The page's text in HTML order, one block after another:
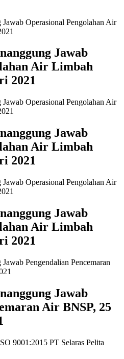
Jawab
Air Limbah
2021
Jawab
Air Limbah
2021
Jawab
Air Limbah
2021
Jawab
Air BNSP, 25